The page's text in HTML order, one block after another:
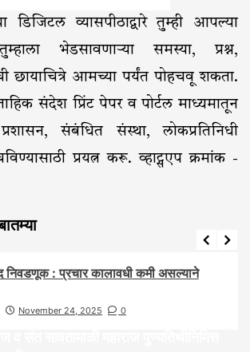
डिजिटल व्यासपीठाद्वारे तुम्ही आपल्या
भेडसावणाऱ्या समस्या, प्रश्न,
छायाचित्रे आमच्या पर्यंत पोहचवू शकता.
संदेश प्रिंट पेपर व पोर्टल माध्यमातून
संबंधित संस्था, लोकप्रतिनिधी
प्रयत्न करू. व्हाट्सएप क्रमांक -
राजकीय
निवडणूक : प्रचार कालावधी कमी असल्याने
November 24, 2025 0